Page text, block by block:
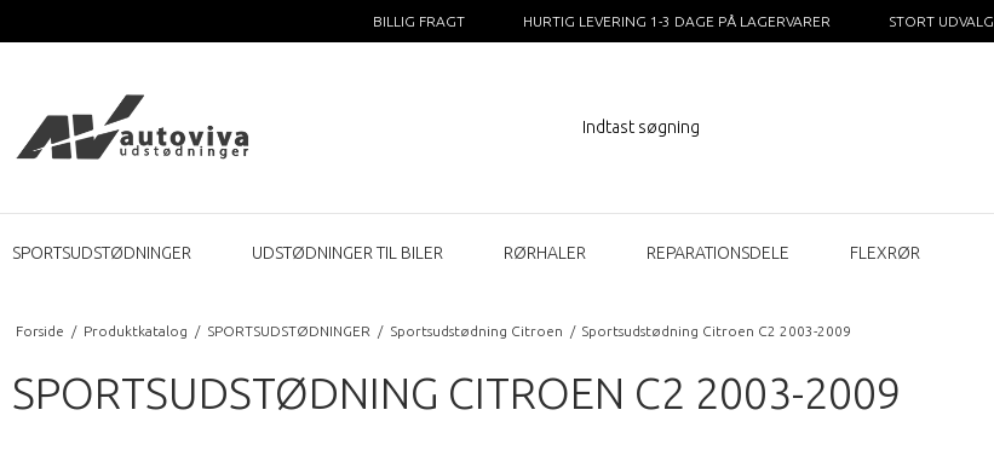
BILLIG FRAGT HURTIG LEVERING 1-3 DAGE PÅ LAGERVARER STORT UDVALG
SPORTSUDSTØDNINGER UDSTØDNINGER TIL BILER RØRHALER REPARATIONSDELE FLEXRØR
Forside / Produktkatalog / SPORTSUDSTØDNINGER / Sportsudstødning Citroen / Sportsudstødning Citroen C2 2003-2009
SPORTSUDSTØDNING CITROEN C2 2003-2009